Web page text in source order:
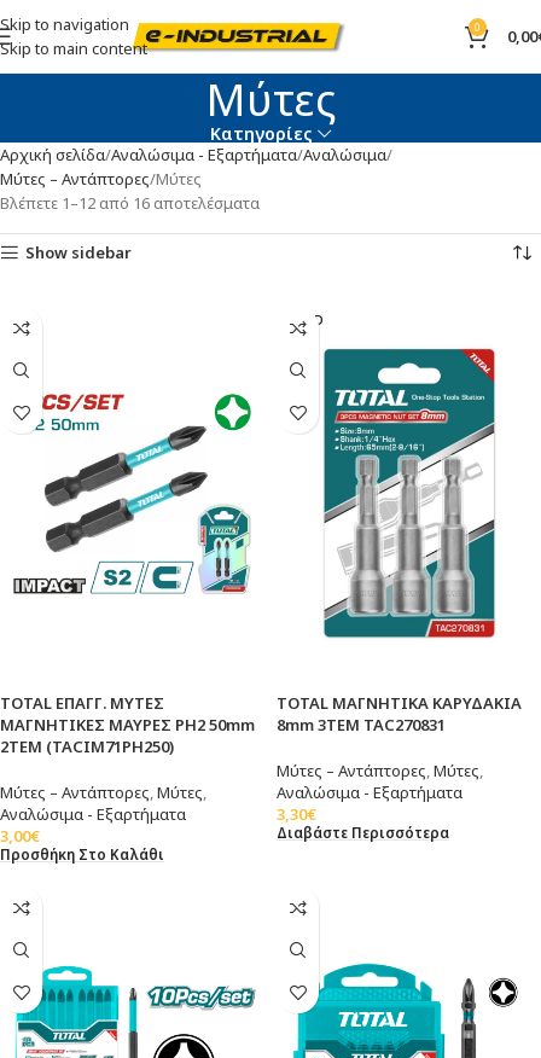
Skip to navigation
Skip to main content
0 0,00
Μύτες
Κατηγορίες
Αρχική σελίδα Αναλώσιμα - Εξαρτήματα Αναλώσιμα
Μύτες – Αντάπτορες Μύτες
Βλέπετε 1–12 από 16 αποτελέσματα
Show sidebar
TOTAL ΕΠΑΓΓ. ΜΥΤΕΣ
ΜΑΓΝΗΤΙΚΕΣ ΜΑΥΡΕΣ ΡH2 50mm
2ΤΕΜ (TACIM71PH250)
Μύτες – Αντάπτορες Μύτες
Αναλώσιμα - Εξαρτήματα
3,00€
Προσθήκη Στο Καλάθι
SOLD
OUT
TOTAL ΜΑΓΝHTIKA ΚΑΡΥΔΑΚΙΑ
8mm 3ΤΕΜ TAC270831
Μύτες – Αντάπτορες Μύτες
Αναλώσιμα - Εξαρτήματα
3,30€
Διαβάστε Περισσότερα